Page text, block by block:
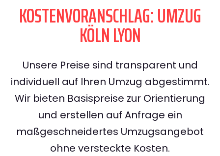
KOSTENVORANSCHLAG: UMZUG
KÖLN LYON
Unsere Preise sind transparent und
individuell auf Ihren Umzug abgestimmt.
Wir bieten Basispreise zur Orientierung
und erstellen auf Anfrage ein
maßgeschneidertes Umzugsangebot
ohne versteckte Kosten.